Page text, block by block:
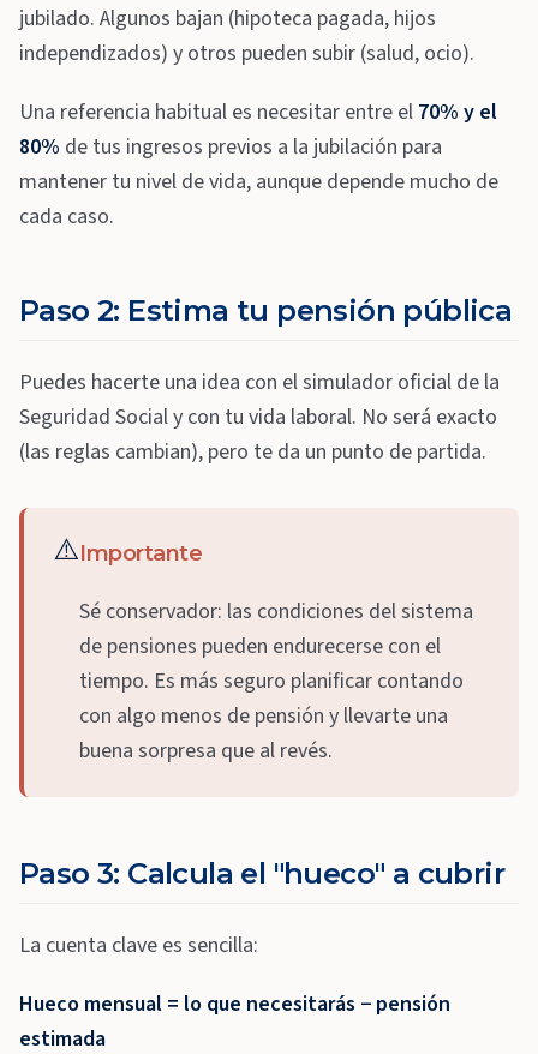
jubilado. Algunos bajan (hipoteca pagada, hijos
independizados) y otros pueden subir (salud, ocio).
Una referencia habitual es necesitar entre el 70% y el
80% de tus ingresos previos a la jubilación para
mantener tu nivel de vida, aunque depende mucho de
cada caso.
Paso 2: Estima tu pensión pública
Puedes hacerte una idea con el simulador oficial de la
Seguridad Social y con tu vida laboral. No será exacto
(las reglas cambian), pero te da un punto de partida.
⚠️Importante
Sé conservador: las condiciones del sistema
de pensiones pueden endurecerse con el
tiempo. Es más seguro planificar contando
con algo menos de pensión y llevarte una
buena sorpresa que al revés.
Paso 3: Calcula el "hueco" a cubrir
La cuenta clave es sencilla:
Hueco mensual = lo que necesitarás − pensión
estimada